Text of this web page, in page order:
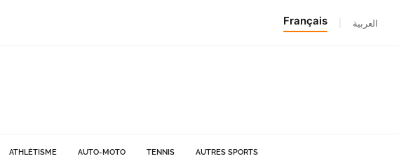
Français العربية
ATHLÉTISME AUTO-MOTO TENNIS AUTRES SPORTS